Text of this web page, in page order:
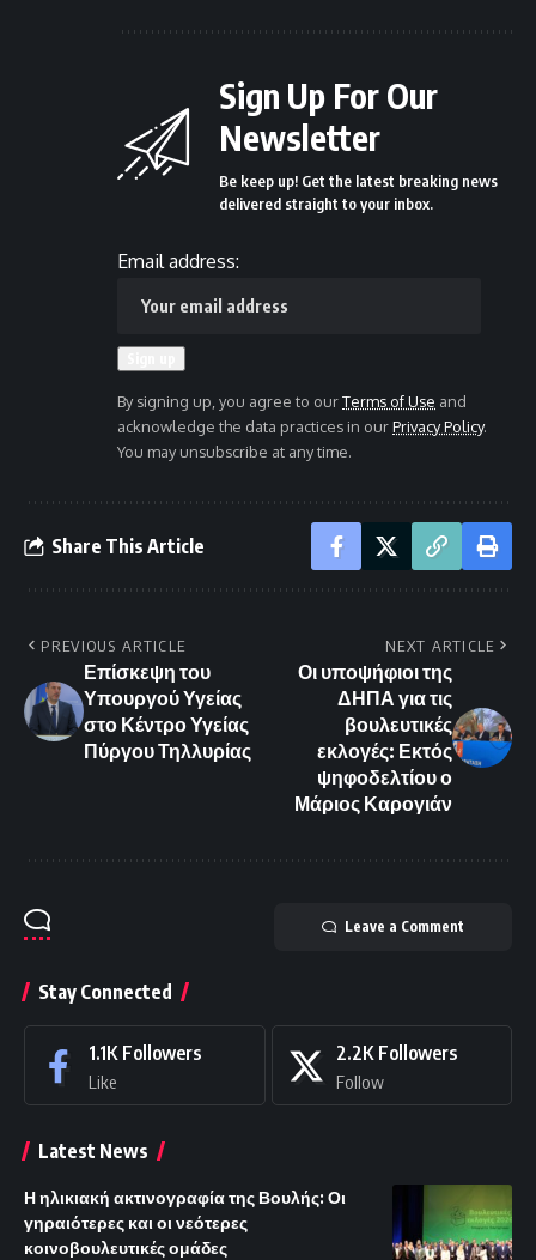
Sign Up For Our
Newsletter
Be keep up! Get the latest breaking news
delivered straight to your inbox.
Email address:
By signing up, you agree to ourTerms of Use and
acknowledge the data practices in ourPrivacy Policy.
You may unsubscribe at any time.
Share This Article
PREVIOUS ARTICLE
Επίσκεψη του
Υπουργού Υγείας
στο Κέντρο Υγείας
Πύργου Τηλλυρίας
NEXT ARTICLE
Οι υποψήφιοι της
ΔΗΠΑ για τις
βουλευτικές
εκλογές: Εκτός
ψηφοδελτίου ο
Μάριος Καρογιάν
Leave a Comment
Stay Connected
1.1K Followers
Like
2.2K Followers
Follow
Latest News
Η ηλικιακή ακτινογραφία της Βουλής: Οι
γηραιότερες και οι νεότερες
κοινοβουλευτικές ομάδες